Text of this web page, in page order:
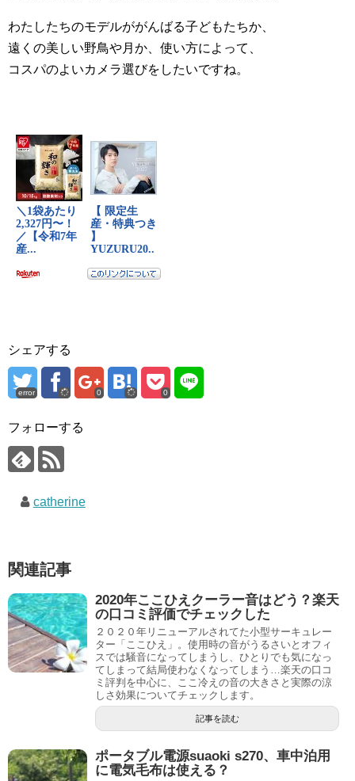
わたしたちのモデルががんばる子どもたちか、
遠くの美しい野鳥や月か、使い方によって、
コスパのよいカメラ選びをしたいですね。
シェアする
error 0 0
フォローする
catherine
関連記事
2020年ここひえクーラー音はどう？楽天
の口コミ評価でチェックした
２０２０年リニューアルされてた小型サーキュレー
ター「ここひえ」。使用時の音がうるさいとオフィ
スでは騒音になってしまうし、ひとりでも気になっ
てしまって結局使わなくなってしまう…楽天の口コ
ミ評判を中心に、ここ冷えの音の大きさと実際の涼
しさ効果についてチェックします。
記事を読む
ポータブル電源suaoki s270、車中泊用
に電気毛布は使える？